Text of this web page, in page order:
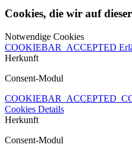
Cookies, die wir auf
Notwendige Cookies
COOKIEBAR_ACCEPTED
Herkunft
Consent-Modul
Cookies Details
Herkunft
Consent-Modul